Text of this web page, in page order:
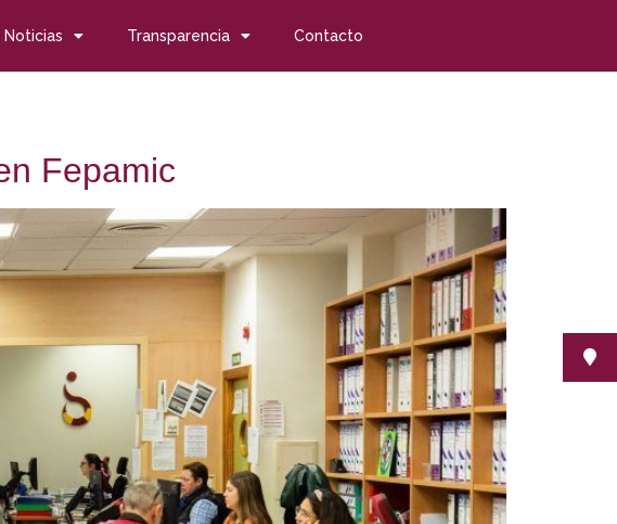
Noticias Transparencia Contacto
Fepamic